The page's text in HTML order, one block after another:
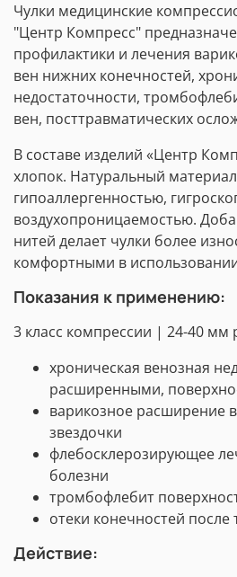
Чулки медицинские
"Центр Компресс"
профилактики и лечения
вен нижних конечностей,
недостаточности,
вен, посттравматических
В составе изделий «Центр
хлопок. Натуральный
гипоаллергенностью,
воздухопроницаемостью.
нитей делает чулки более
комфортными в
Показания к применению:
3 класс компрессии | 24-40 мм
хроническая венозная
расширенными,
варикозное расширение
звездочки
флебосклерозирующее
болезни
тромбофлебит
отеки конечностей после
Действие: